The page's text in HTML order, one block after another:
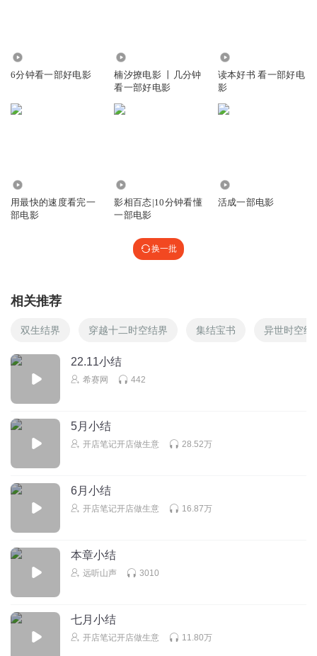
6分钟看一部好电影
楠汐撩电影 丨几分钟
看一部好电影
读本好书 看一部好电
影
用最快的速度看完一
部电影
影相百态|10分钟看懂
一部电影
活成一部电影
换一批
相关推荐
双生结界 穿越十二时空结界 集结宝书 异世时空结
22.11小结
希赛网 442
5月小结
开店笔记开店做生意 28.52万
6月小结
开店笔记开店做生意 16.87万
本章小结
远听山声 3010
七月小结
开店笔记开店做生意 11.80万